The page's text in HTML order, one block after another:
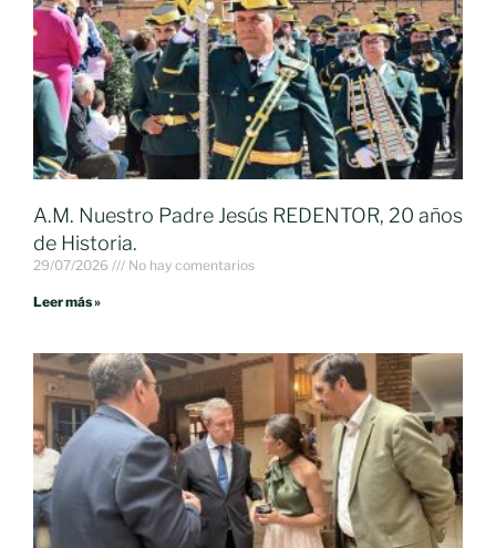
A.M. Nuestro Padre Jesús REDENTOR, 20 años
de Historia.
29/07/2026 No hay comentarios
Leer más »